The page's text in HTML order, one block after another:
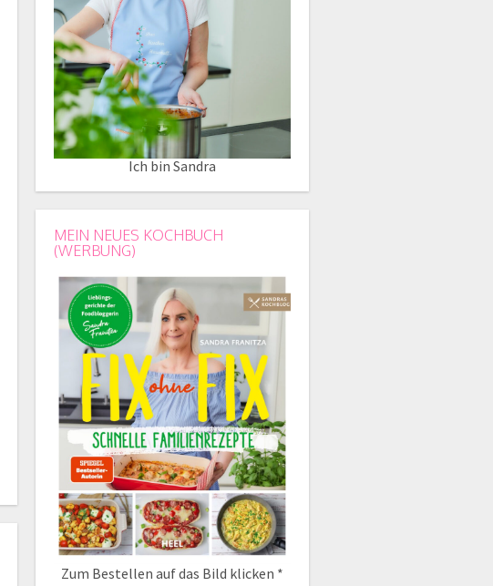
Ich bin Sandra
MEIN NEUES KOCHBUCH
(WERBUNG)
Zum Bestellen auf das Bild klicken *